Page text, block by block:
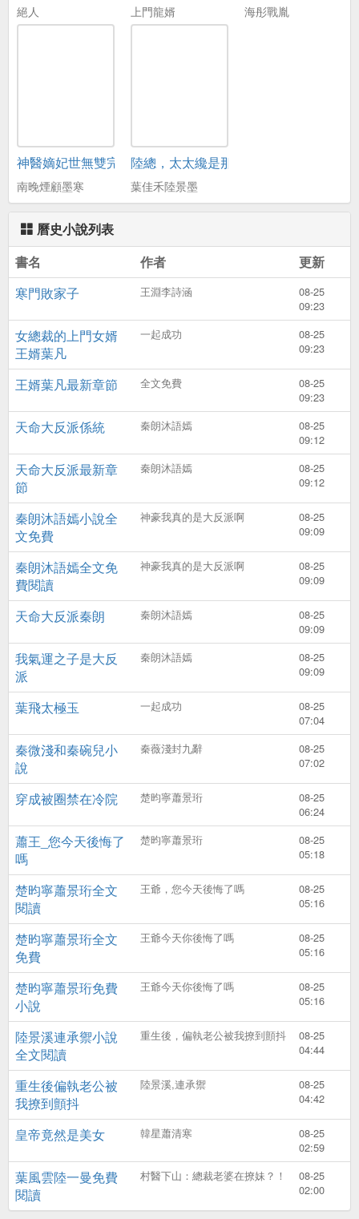
絕人 上門龍婿 海彤戰胤
神醫嫡妃世無雙完整版免費閱讀全文
南晚煙顧墨寒
陸總，太太纔是那晚的白月光葉佳禾陸
葉佳禾陸景墨
曆史小說列表
書名
作者
更新
寒門敗家子
王淵李詩涵
08-25
09:23
女總裁的上門女婿
王婿葉凡
一起成功
08-25
09:23
王婿葉凡最新章節 全文免費
08-25
09:23
天命大反派係統 秦朗沐語嫣
08-25
09:12
天命大反派最新章
節
秦朗沐語嫣
08-25
09:12
秦朗沐語嫣小說全
文免費
神豪我真的是大反派啊
08-25
09:09
秦朗沐語嫣全文免
費閱讀
神豪我真的是大反派啊
08-25
09:09
天命大反派秦朗 秦朗沐語嫣
08-25
09:09
我氣運之子是大反
派
秦朗沐語嫣
08-25
09:09
葉飛太極玉 一起成功
08-25
07:04
秦微淺和秦碗兒小
說
秦薇淺封九辭
08-25
07:02
穿成被圈禁在冷院 楚昀寧蕭景珩
08-25
06:24
蕭王_您今天後悔了
嗎
楚昀寧蕭景珩
08-25
05:18
楚昀寧蕭景珩全文
閱讀
王爺，您今天後悔了嗎
08-25
05:16
楚昀寧蕭景珩全文
免費
王爺今天你後悔了嗎
08-25
05:16
楚昀寧蕭景珩免費
小說
王爺今天你後悔了嗎
08-25
05:16
陸景溪連承禦小說
全文閱讀
重生後，偏執老公被我撩到顫抖
08-25
04:44
重生後偏執老公被
我撩到顫抖
陸景溪,連承禦
08-25
04:42
皇帝竟然是美女 韓星蕭清寒
08-25
02:59
葉風雲陸一曼免費
閱讀
村醫下山：總裁老婆在撩妹？！
08-25
02:00